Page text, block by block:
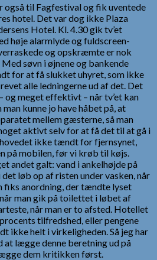
også til Fagfestival og fik uventede
hotel. Det var dog ikke Plaza
Hotel. Kl. 4.30 gik tv’et
høje alarmlyde og fuldscreen-
og opskræmte er nok
søvn i øjnene og bankende
for at få slukket uhyret, som ikke
alle ledningerne ud af det. Det
og meget effektivt – når tv’et kan
kunne jo have håbet på, at
mellem gæsterne, så man
aktivt selv for at få det til at gå i
ikke tændt for fjernsynet,
på mobilen, før vi krøb til køjs.
andet galt: vand i ankelhøjde på
løb op af risten under vasken, når
fiks anordning, der tændte lyset
man gik på toilettet i løbet af
når man er to afsted. Hotellet
tilfredshed, eller pengene
ikke helt i virkeligheden. Så jeg har
at lægge denne beretning ud på
dem kritikken først.